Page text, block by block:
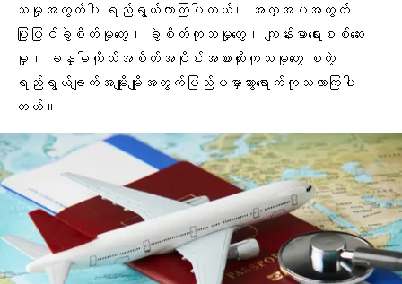
သမှု အတွက်ပါ ရည်ရွယ်လာကြပါတယ်။ အလှအပအတွက်
ပြုပြင်ခွဲစိတ်မှုတွေ၊ ခွဲစိတ်ကုသမှုတွေ၊ ကျန်းမာရေးစစ်ဆေး
မှု ၊ ခန္ဓါကိုယ်အစိတ်အပိုင်း အစားထိုးကုသမှုတွေ စတဲ့
ရည်ရွယ်ချက်အမျိုးမျိုးအတွက်ပြည်ပမှာသွားရောက်ကုသလာကြပါ
တယ်။